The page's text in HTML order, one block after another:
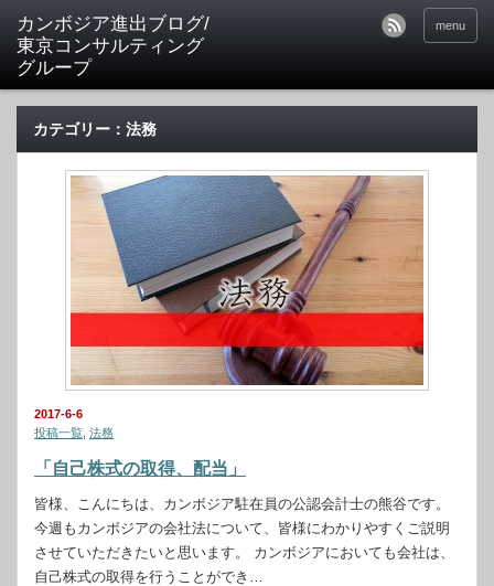
カンボジア進出ブログ/
東京コンサルティング
グループ
menu
カテゴリー：法務
2017-6-6
投稿一覧 法務
「自己株式の取得、配当」
皆様、こんにちは、カンボジア駐在員の公認会計士の熊谷です。
今週もカンボジアの会社法について、皆様にわかりやすくご説明
させていただきたいと思います。 カンボジアにおいても会社は、
自己株式の取得を行うことができ…